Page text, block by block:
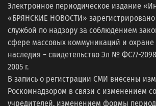
Электронное периодическое издание
«БРЯНСКИЕ НОВОСТИ»
службой по надзору за соблюдением
сфере массовых коммуникаций и охране
наследия − свидетельство Эл № ФС77-
2005 г.
В запись о регистрации СМИ внесены
Роскомнадзором в связи с изменением
учредителей, изменением формы